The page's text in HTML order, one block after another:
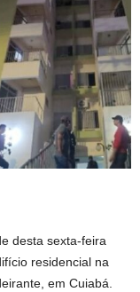
desta sexta-feira
residencial na
em Cuiabá.